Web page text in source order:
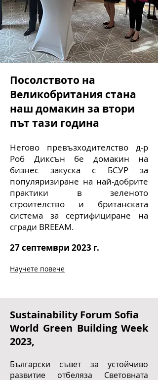
Посолството на
Великобритания стана
наш домакин за втори
път тази година
Негово превъзходителство д-р
Роб Диксън бе домакин на
бизнес закуска с БСУР за
популяризиране на най-добрите
практики в зеленото
строителство и британската
система за сертифициране на
сгради BREEAM.
27 септември 2023 г.
Научете повече
Sustainability Forum Sofia
World Green Building Week
2023,
Български съвет за устойчиво
развитие отбеляза Световната